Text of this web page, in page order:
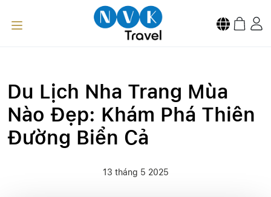
Du Lịch Nha Trang Mùa
Nào Đẹp: Khám Phá Thiên
Đường Biển Cả
13 tháng 5 2025